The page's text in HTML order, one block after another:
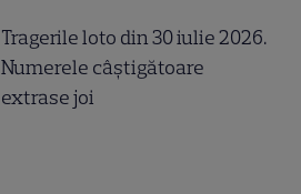
Tragerile loto din 30 iulie 2026.
Numerele câştigătoare
extrase joi